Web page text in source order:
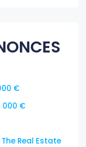
€
000 €
Real Estate